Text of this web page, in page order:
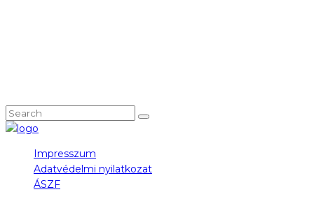
Impresszum
Adatvédelmi nyilatkozat
ÁSZF